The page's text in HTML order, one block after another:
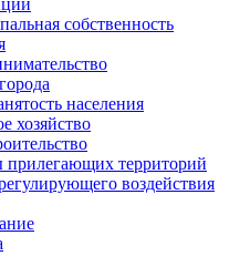
собственность
населения
хозяйство
прилегающих территорий
воздействия